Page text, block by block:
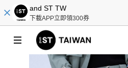
and ST TW
下載APP立即領300券